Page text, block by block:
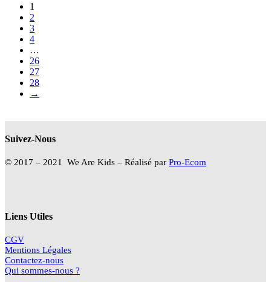
1
2
3
4
…
26
27
28
→
Liens Utiles
CGV
Mentions Légales
Contactez-nous
Qui sommes-nous ?
Suivez-Nous
© 2017 – 2021 We Are Kids – Réalisé par Pro-Ecom